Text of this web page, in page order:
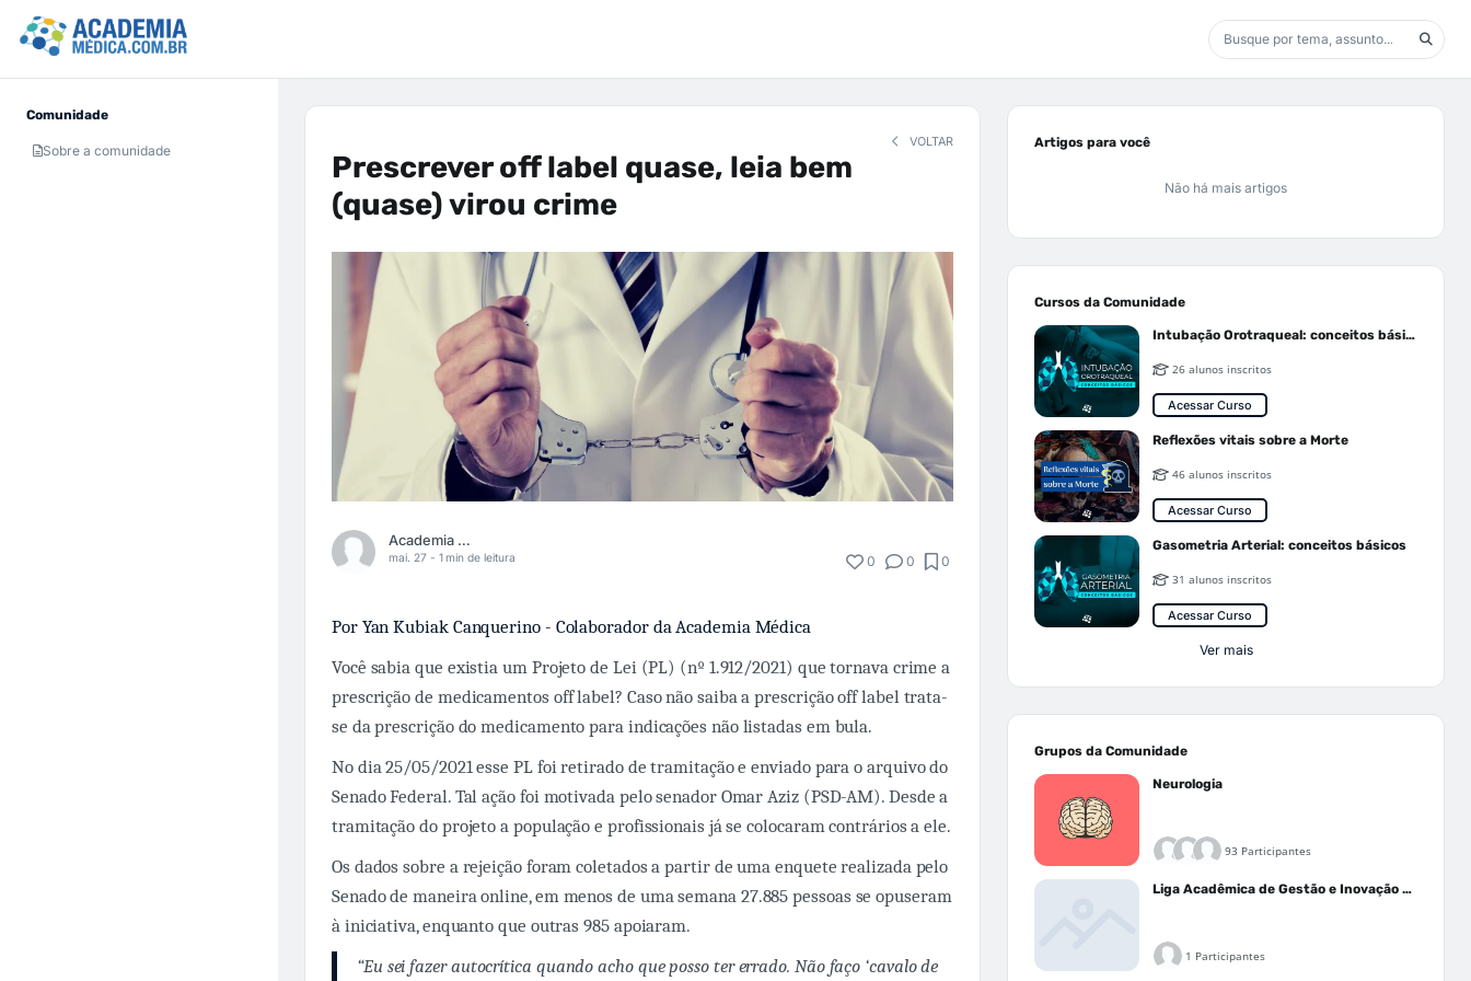
Comunidade
Sobre a comunidade
VOLTAR
Prescrever off label quase, leia bem
(quase) virou crime
Academia Médica
mai. 27 - 1 min de leitura 0 0 0
Por Yan Kubiak Canquerino - Colaborador da Academia Médica
Você sabia que existia um Projeto de Lei (PL) (nº 1.912/2021) que tornava crime a
prescrição de medicamentos off label? Caso não saiba a prescrição off label trata-
se da prescrição do medicamento para indicações não listadas em bula.
No dia 25/05/2021 esse PL foi retirado de tramitação e enviado para o arquivo do
Senado Federal. Tal ação foi motivada pelo senador Omar Aziz (PSD-AM). Desde a
tramitação do projeto a população e profissionais já se colocaram contrários a ele.
Os dados sobre a rejeição foram coletados a partir de uma enquete realizada pelo
Senado de maneira online, em menos de uma semana 27.885 pessoas se opuseram
à iniciativa, enquanto que outras 985 apoiaram.
“Eu sei fazer autocrítica quando acho que posso ter errado. Não faço ‘cavalo de
Artigos para você
Não há mais artigos
Cursos da Comunidade
Intubação Orotraqueal: conceitos básicos
26 alunos inscritos
Acessar Curso
Reflexões vitais sobre a Morte
46 alunos inscritos
Acessar Curso
Gasometria Arterial: conceitos básicos
31 alunos inscritos
Acessar Curso
Ver mais
Grupos da Comunidade
Neurologia
93 Participantes
Liga Acadêmica de Gestão e Inovação Médica - LAGIM
1 Participantes